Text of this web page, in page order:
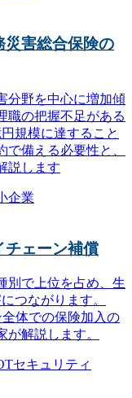
災害総合保険の
分野を中心に増加傾
職の把握不足がある
規模に達すること
備える必要性と、
説します
企業
チェーン補償
別で上位を占め、生
つながります。
体での保険加入の
解説します。
セキュリティ